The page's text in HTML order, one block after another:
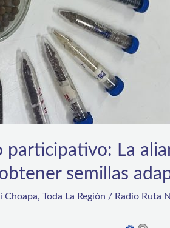
participativo: La
semillas
Choapa, Toda La Región / Radio Ruta